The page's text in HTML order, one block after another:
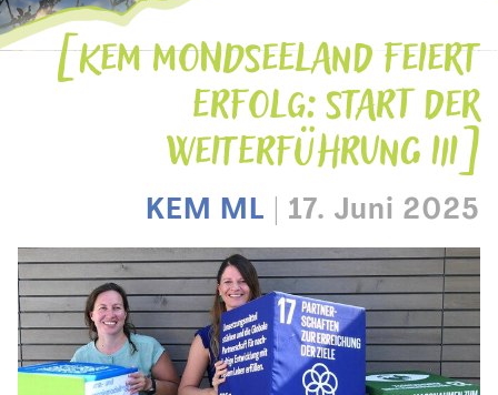
KEM MONDSEELAND FEIERT
ERFOLG: START DER
WEITERFÜHRUNG III
KEM ML 17. Juni 2025